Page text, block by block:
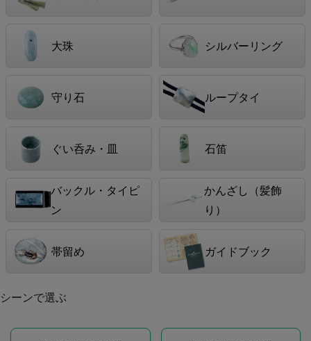
大珠 シルバーリング
守り石 ループタイ
ぐい呑み・皿 石笛
バックル・タイピ
ン
かんざし（髪飾
り）
帯留め ガイドブック
シーンで選ぶ